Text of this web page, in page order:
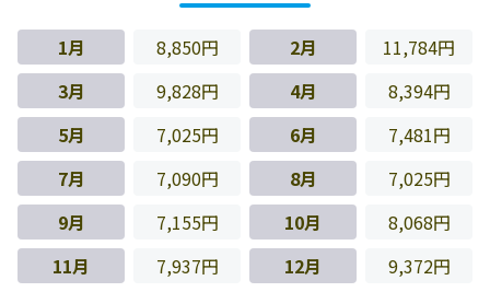
1月 8,850円 2月
11,784円
3月
9,828円 4月
8,394円
5月
7,025円 6月
7,481円
7月
7,090円 8月
7,025円
9月
7,155円 10月
8,068円
11月
7,937円 12月 9,372円